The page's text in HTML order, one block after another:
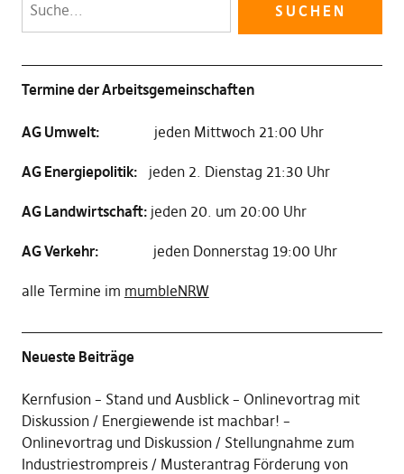
Termine der Arbeitsgemeinschaften
AG Umwelt: jeden Mittwoch 21:00 Uhr
AG Energiepolitik: jeden 2. Dienstag 21:30 Uhr
AG Landwirtschaft: jeden 20. um 20:00 Uhr
AG Verkehr: jeden Donnerstag 19:00 Uhr
alle Termine im mumbleNRW
Neueste Beiträge
Kernfusion – Stand und Ausblick – Onlinevortrag mit
Diskussion
Energiewende ist machbar! –
Onlinevortrag und Diskussion
Stellungnahme zum
Industriestrompreis
Musterantrag Förderung von